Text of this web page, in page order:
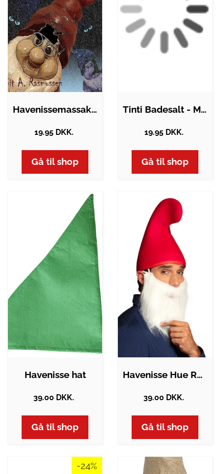
Havenissemassakren
19.95 DKK.
Gå til shop
Tinti Badesalt - Magisk Grønt Bad -…
19.95 DKK.
Gå til shop
Havenisse hat
39.00 DKK.
Gå til shop
Havenisse Hue Rød
39.00 DKK.
Gå til shop
-24%